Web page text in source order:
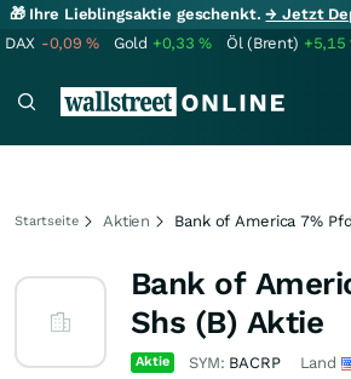
🎁 Ihre Lieblingsaktie geschenkt.→ Jetzt
DAX -0,09% Gold +0,33% Öl (Brent) +5,15
Startseite Aktien Bank of America 7%
Bank of
Shs (B) Aktie
Aktie SYM: BACRP Land